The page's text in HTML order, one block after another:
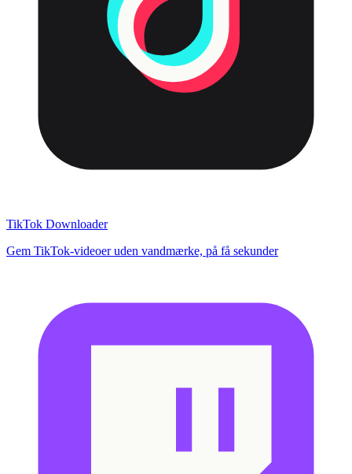
TikTok Downloader
Gem TikTok-videoer uden vandmærke, på få sekunder